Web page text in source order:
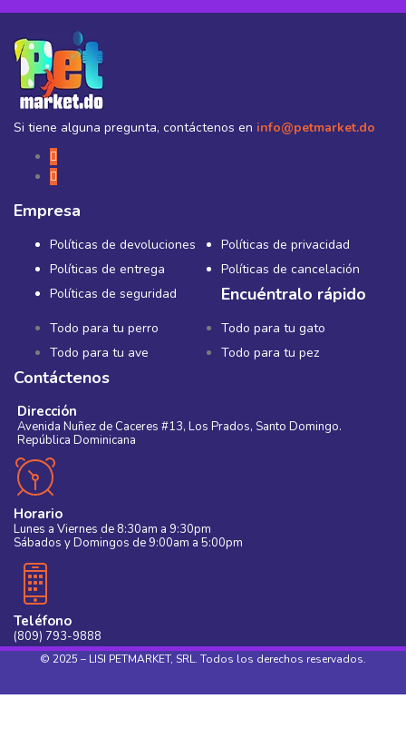
Si tiene alguna pregunta, contáctenos en info@petmarket.do
Empresa
Políticas de devoluciones
Políticas de privacidad
Políticas de entrega
Políticas de cancelación
Políticas de seguridad
Encuéntralo rápido
Todo para tu perro
Todo para tu gato
Todo para tu ave
Todo para tu pez
Contáctenos
Dirección
Avenida Nuñez de Caceres #13, Los Prados, Santo Domingo.
República Dominicana
Horario
Lunes a Viernes de 8:30am a 9:30pm
Sábados y Domingos de 9:00am a 5:00pm
Teléfono
(809) 793-9888
© 2025 – LISI PETMARKET, SRL. Todos los derechos reservados.